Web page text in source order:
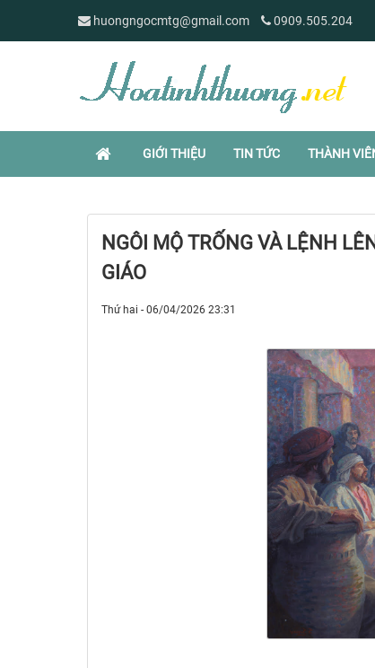
huongngocmtg@gmail.com 0909.505.204
GIỚI THIỆU TIN TỨC THÀNH
NGÔI MỘ TRỐNG VÀ LỆNH
GIÁO
Thứ hai - 06/04/2026 23:31